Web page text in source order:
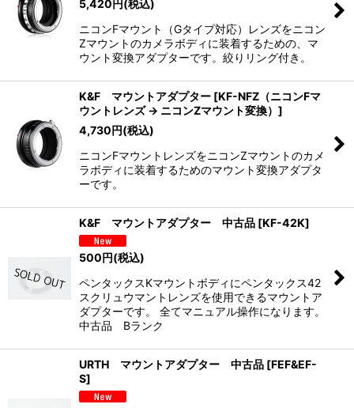
5,420円(税込)
ニコンFマウント（Gタイプ対応）レンズをニコン
Zマウントのカメラボディに装着するための、マ
ウント変換アダプターです。絞りリング付き。
K&F マウントアダプター [KF-NFZ（ニコンFマ
ウントレンズ → ニコンZマウント変換） ]
4,730円(税込)
ニコンFマウントレンズをニコンZマウントのカメ
ラボディに装着するためのマウント変換アダプタ
ーです。
K&F マウントアダプター 中古品 [KF-42K]
500円(税込)
ペンタックスKマウントボディにペンタックス42
スクリュウマントレンズを使用できるマウントア
ダプターです。 全てマニュアル操作になります。
中古品 Bランク
URTH マウントアダプター 中古品 [FEF&EF-
S]